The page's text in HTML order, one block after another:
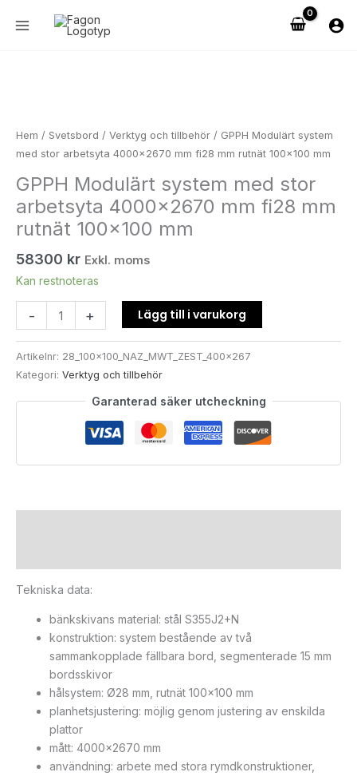
Hem / Svetsbord / Verktyg och tillbehör / GPPH Modulärt system
med stor arbetsyta 4000×2670 mm fi28 mm rutnät 100×100 mm
GPPH Modulärt system med stor
arbetsyta 4000×2670 mm fi28 mm
rutnät 100×100 mm
58300 kr Exkl. moms
Kan restnoteras
-
med
stor
4000x2670
mm
fi28
rutnät
100x100
mängd
+ Lägg till i varukorg
Artikelnr: 28_100x100_NAZ_MWT_ZEST_400x267
Kategori: Verktyg och tillbehör
Garanterad säker utcheckning
Tekniska data:
bänkskivans material: stål S355J2+N
konstruktion: system bestående av två
sammankopplade fällbara bord, segmenterade 15 mm
bordsskivor
hålsystem: Ø28 mm, rutnät 100×100 mm
planhetsjustering: möjlig genom justering av enskilda
plattor
mått: 4000×2670 mm
användning: arbete med stora rymdkonstruktioner,
stor
arbetsyta
rutnät
mängd